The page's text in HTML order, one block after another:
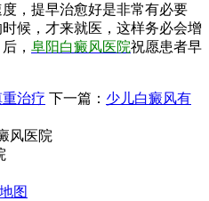
，提早治愈好是非常有必要
候，才来就医，这样务必会增
， 阜阳白癜风医院祝愿患者早
治疗 下一篇： 少儿白癜风有
风医院
图